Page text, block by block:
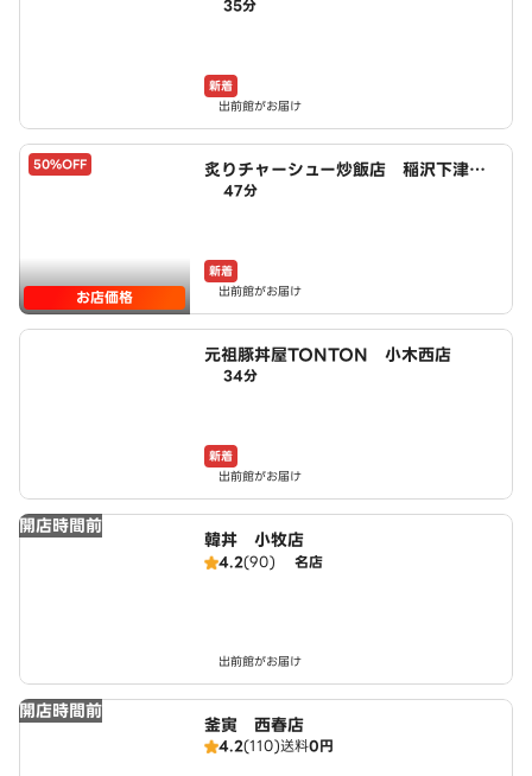
商店鳥一ミート 小木西店
35分
新着
出前館がお届け
50%OFF
お店価格
炙りチャーシュー炒飯店 稲沢下津
店 powered by LAWSON
47分
新着
出前館がお届け
元祖豚丼屋TONTON 小木西店
34分
新着
出前館がお届け
開店時間前
韓丼 小牧店
4.2(90) 名店
出前館がお届け
開店時間前
釜寅 西春店
4.2(110)送料0円